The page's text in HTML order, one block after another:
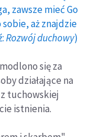
zawsze mieć Go
aż znajdzie
Rozwój duchowy)
się za
działające na
z tuchowskiej
istnienia.